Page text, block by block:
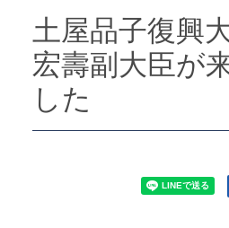
土屋品子復興
宏壽副大臣が
した